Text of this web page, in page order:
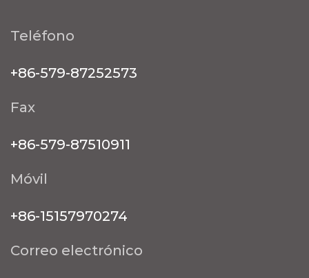
Teléfono
+86-579-87252573
Fax
+86-579-87510911
Móvil
+86-15157970274
Correo electrónico